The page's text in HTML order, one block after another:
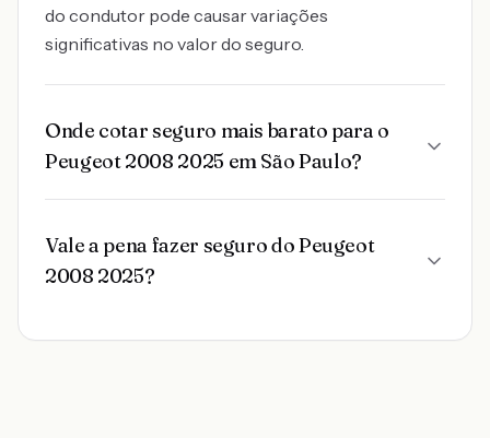
do condutor pode causar variações
significativas no valor do seguro.
Onde cotar seguro mais barato para o
Peugeot 2008 2025 em São Paulo?
Vale a pena fazer seguro do Peugeot
2008 2025?